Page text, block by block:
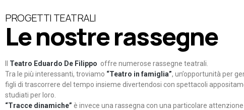
PROGETTI TEATRALI
Le nostre rassegne
Teatro Eduardo De Filippo offre numerose rassegne teatrali.
Tra le più interessanti, troviamo “Teatro in famiglia”, un’opportunità per
figli di trascorrere del tempo insieme divertendosi con spettacoli
studiati per loro.
“Tracce dinamiche” è invece una rassegna con una particolare attenzione